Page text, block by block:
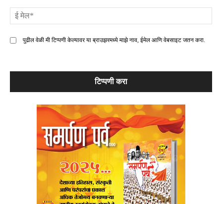
पुढील वेळी मी टिप्पणी केल्यावर या ब्राउझरमध्ये माझे नाव, ईमेल आणि वेबसाइट जतन करा.